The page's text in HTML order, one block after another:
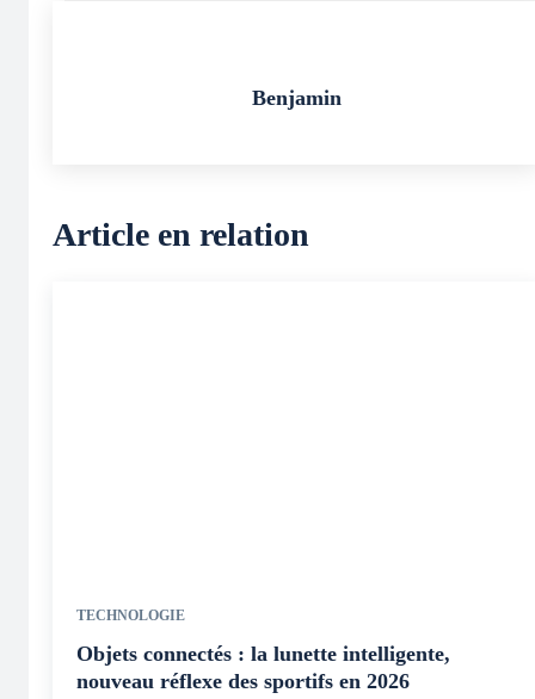
Benjamin
Article en relation
TECHNOLOGIE
Objets connectés : la lunette intelligente,
nouveau réflexe des sportifs en 2026